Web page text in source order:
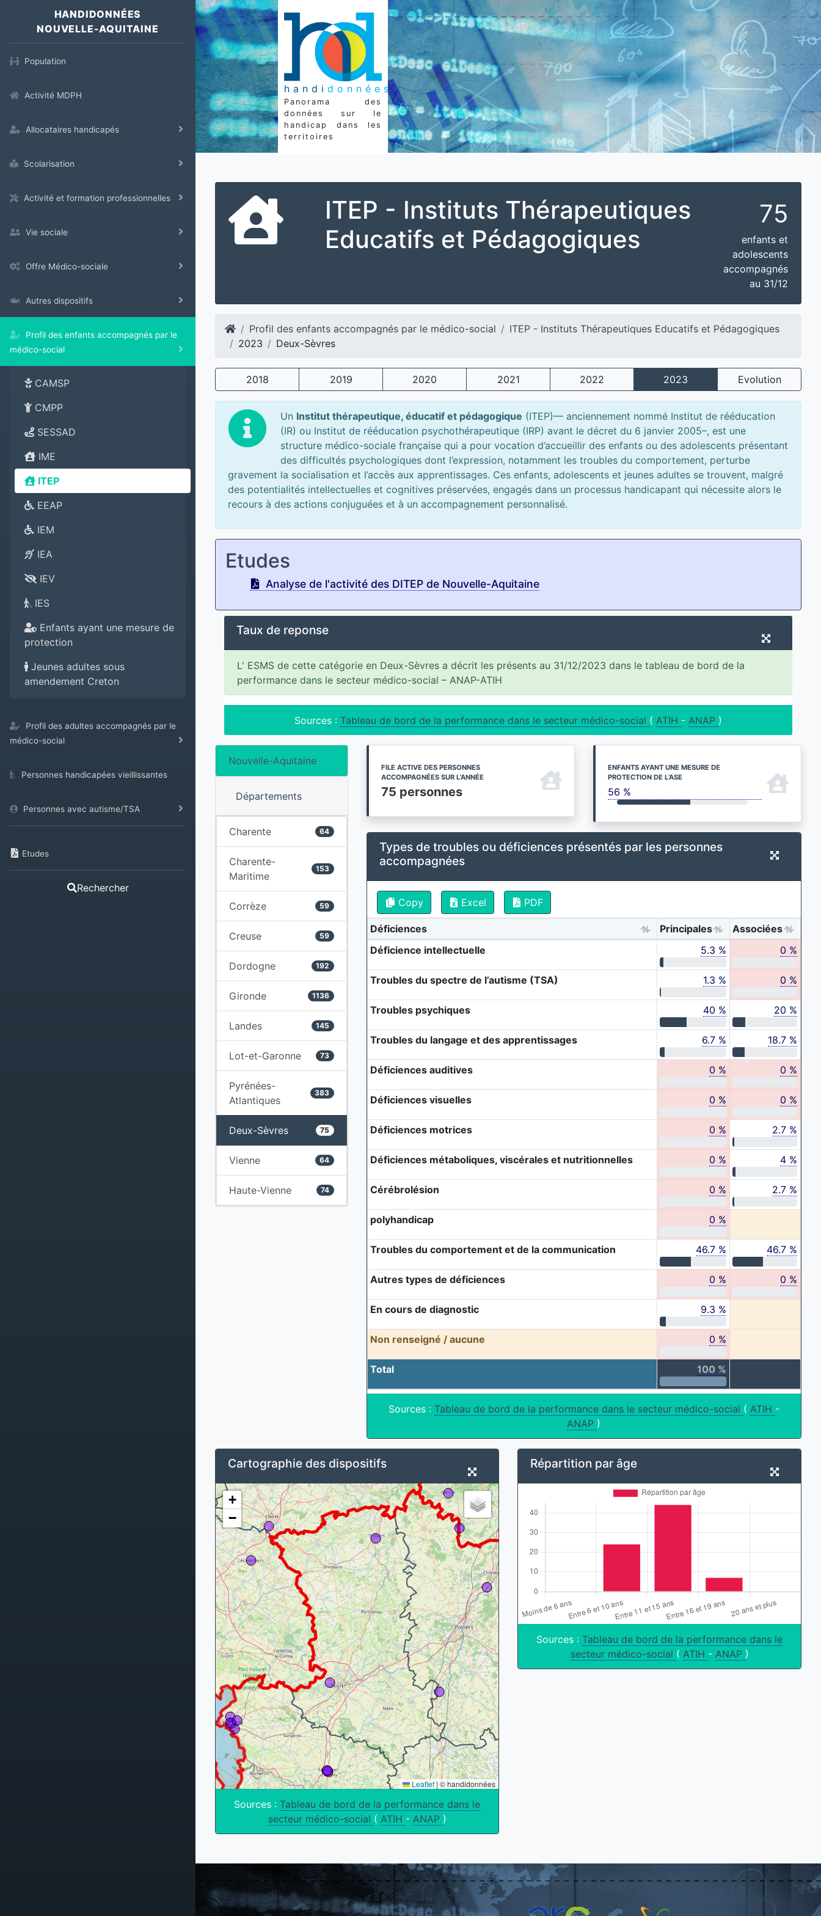
HANDIDONNÉES
NOUVELLE-AQUITAINE
Population
Activité MDPH
Allocataires handicapés
Scolarisation
Activité et formation professionnelles
Vie sociale
Offre Médico-sociale
Autres dispositifs
Profil des enfants accompagnés par le
médico-social
CAMSP
CMPP
SESSAD
IME
ITEP
EEAP
IEM
IEA
IEV
IES
Enfants ayant une mesure de
protection
Jeunes adultes sous
amendement Creton
Profil des adultes accompagnés par le
médico-social
Personnes handicapées vieillissantes
Personnes avec autisme/TSA
Etudes
Rechercher
handi données
Panorama des
données sur le
handicap dans les
territoires
ITEP - Instituts Thérapeutiques
Educatifs et Pédagogiques
75
enfants et
adolescents
accompagnés
au 31/12
Profil des enfants accompagnés par le médico-social
ITEP - Instituts Thérapeutiques Educatifs et Pédagogiques
2023
Deux-Sèvres
2018 2019 2020 2021 2022 2023 Evolution
Un Institut thérapeutique, éducatif et pédagogique (ITEP)— anciennement nommé Institut de rééducation
(IR) ou Institut de rééducation psychothérapeutique (IRP) avant le décret du 6 janvier 2005–, est une
structure médico-sociale française qui a pour vocation d’accueillir des enfants ou des adolescents présentant
des difficultés psychologiques dont l’expression, notamment les troubles du comportement, perturbe
gravement la socialisation et l’accès aux apprentissages. Ces enfants, adolescents et jeunes adultes se trouvent, malgré
des potentialités intellectuelles et cognitives préservées, engagés dans un processus handicapant qui nécessite alors le
recours à des actions conjuguées et à un accompagnement personnalisé.
Etudes
Analyse de l'activité des DITEP de Nouvelle-Aquitaine
Taux de reponse
L' ESMS de cette catégorie en Deux-Sèvres a décrit les présents au 31/12/2023 dans le tableau de bord de la
performance dans le secteur médico-social – ANAP-ATIH
Sources : Tableau de bord de la performance dans le secteur médico-social ( ATIH - ANAP )
Nouvelle-Aquitaine
Départements
Charente 64
Charente-
Maritime
153
Corrèze 59
Creuse 59
Dordogne 192
Gironde 1136
Landes 145
Lot-et-Garonne 73
Pyrénées-
Atlantiques
383
Deux-Sèvres 75
Vienne 64
Haute-Vienne 74
FILE ACTIVE DES PERSONNES
ACCOMPAGNÉES SUR L’ANNÉE
75 personnes
ENFANTS AYANT UNE MESURE DE
PROTECTION DE L’ASE
56 %
Types de troubles ou déficiences présentés par les personnes
accompagnées
Copy Excel PDF
Déficiences Principales
Associées
Déficience intellectuelle
5.3 % 0 %
Troubles du spectre de l’autisme (TSA) 1.3 % 0 %
Troubles psychiques 40 % 20 %
Troubles du langage et des apprentissages 6.7 % 18.7 %
Déficiences auditives 0 % 0 %
Déficiences visuelles 0 % 0 %
Déficiences motrices 0 % 2.7 %
Déficiences métaboliques, viscérales et nutritionnelles 0 % 4 %
Cérébrolésion 0 % 2.7 %
polyhandicap 0 %
Troubles du comportement et de la communication 46.7 % 46.7 %
Autres types de déficiences 0 % 0 %
En cours de diagnostic 9.3 %
Non renseigné / aucune 0 %
Total 100 %
Sources : Tableau de bord de la performance dans le secteur médico-social ( ATIH -
ANAP )
Cartographie des dispositifs
+
−
Leaflet | © handidonnées
Sources : Tableau de bord de la performance dans le
secteur médico-social ( ATIH - ANAP )
Répartition par âge
Sources : Tableau de bord de la performance dans le
secteur médico-social ( ATIH - ANAP )